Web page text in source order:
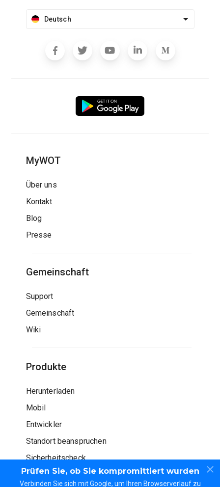
Prüfen Sie, ob Sie kompromittiert wurden
Verbinden Sie sich mit Google, um Ihren Browserverlauf zu
Deutsch
MyWOT
Über uns
Kontakt
Blog
Presse
Gemeinschaft
Support
Gemeinschaft
Wiki
Produkte
Herunterladen
Mobil
Entwickler
Standort beanspruchen
Sicherheitscheck